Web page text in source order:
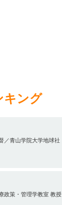
キング
／青山学院大学地球社
政策・管理学教室 教授